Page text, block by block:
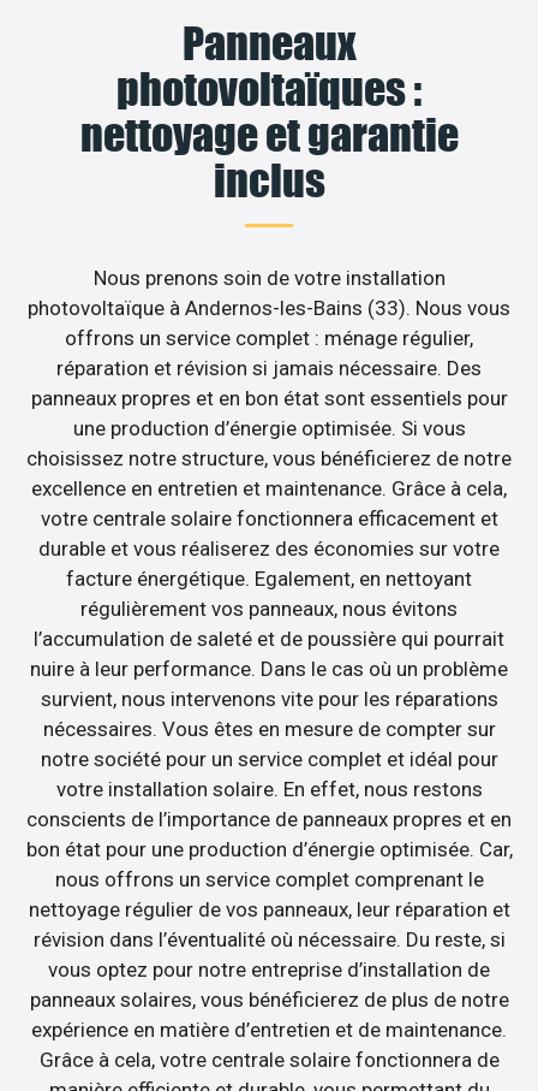
Panneaux
photovoltaïques :
nettoyage et garantie
inclus
Nous prenons soin de votre installation
photovoltaïque à Andernos-les-Bains (33). Nous vous
offrons un service complet : ménage régulier,
réparation et révision si jamais nécessaire. Des
panneaux propres et en bon état sont essentiels pour
une production d’énergie optimisée. Si vous
choisissez notre structure, vous bénéficierez de notre
excellence en entretien et maintenance. Grâce à cela,
votre centrale solaire fonctionnera efficacement et
durable et vous réaliserez des économies sur votre
facture énergétique. Egalement, en nettoyant
régulièrement vos panneaux, nous évitons
l’accumulation de saleté et de poussière qui pourrait
nuire à leur performance. Dans le cas où un problème
survient, nous intervenons vite pour les réparations
nécessaires. Vous êtes en mesure de compter sur
notre société pour un service complet et idéal pour
votre installation solaire. En effet, nous restons
conscients de l’importance de panneaux propres et en
bon état pour une production d’énergie optimisée. Car,
nous offrons un service complet comprenant le
nettoyage régulier de vos panneaux, leur réparation et
révision dans l’éventualité où nécessaire. Du reste, si
vous optez pour notre entreprise d’installation de
panneaux solaires, vous bénéficierez de plus de notre
expérience en matière d’entretien et de maintenance.
Grâce à cela, votre centrale solaire fonctionnera de